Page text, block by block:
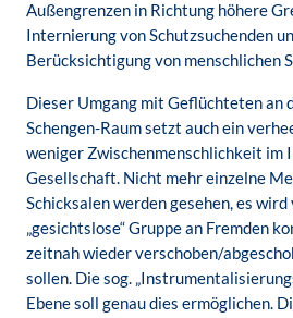
Außengrenzen in Richtung höhere
Internierung von Schutzsuchenden
Berücksichtigung von menschlichen
Dieser Umgang mit Geflüchteten an
Schengen-Raum setzt auch ein
weniger Zwischenmenschlichkeit im
Gesellschaft. Nicht mehr einzelne
Schicksalen werden gesehen, es
„gesichtslose“ Gruppe an Fremden
zeitnah wieder verschoben/
sollen. Die sog.
Ebene soll genau dies ermöglichen.